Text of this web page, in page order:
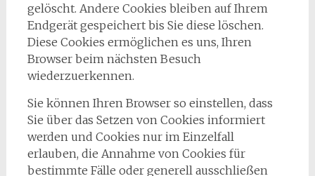
gelöscht. Andere Cookies bleiben auf Ihrem
Endgerät gespeichert bis Sie diese löschen.
Diese Cookies ermöglichen es uns, Ihren
Browser beim nächsten Besuch
wiederzuerkennen.
Sie können Ihren Browser so einstellen, dass
Sie über das Setzen von Cookies informiert
werden und Cookies nur im Einzelfall
erlauben, die Annahme von Cookies für
bestimmte Fälle oder generell ausschließen